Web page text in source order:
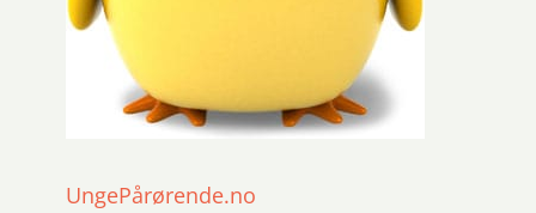
UngePårørende.no